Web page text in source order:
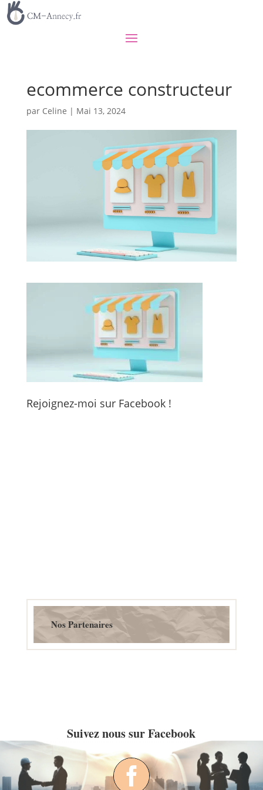
ecommerce constructeur
par Celine | Mai 13, 2024
Rejoignez-moi sur Facebook !
Nos Partenaires
Suivez nous sur Facebook
